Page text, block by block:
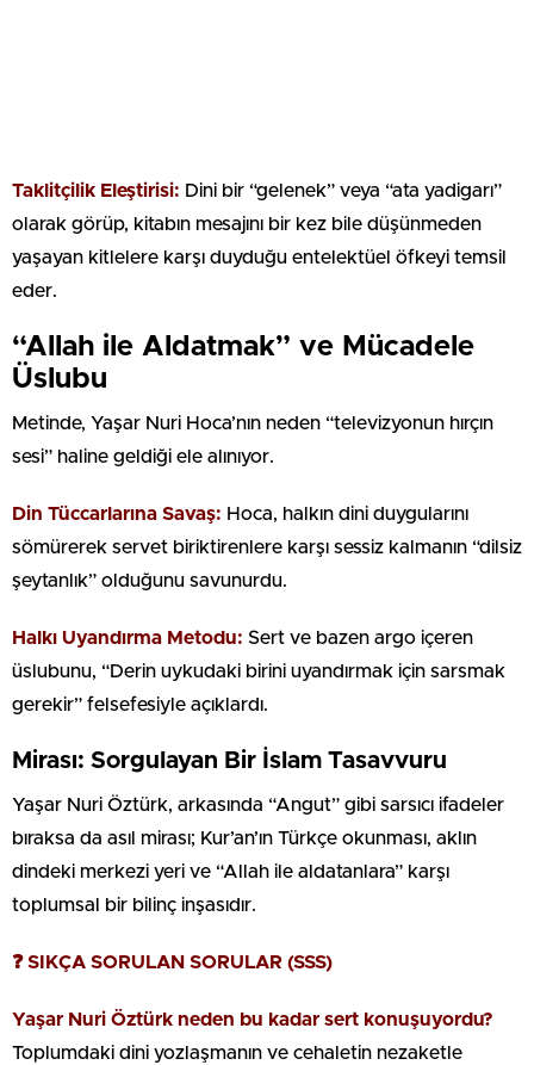
Taklitçilik Eleştirisi: Dini bir “gelenek” veya “ata yadigarı”
olarak görüp, kitabın mesajını bir kez bile düşünmeden
yaşayan kitlelere karşı duyduğu entelektüel öfkeyi temsil
eder.
“Allah ile Aldatmak” ve Mücadele
Üslubu
Metinde, Yaşar Nuri Hoca’nın neden “televizyonun hırçın
sesi” haline geldiği ele alınıyor.
Din Tüccarlarına Savaş: Hoca, halkın dini duygularını
sömürerek servet biriktirenlere karşı sessiz kalmanın “dilsiz
şeytanlık” olduğunu savunurdu.
Halkı Uyandırma Metodu: Sert ve bazen argo içeren
üslubunu, “Derin uykudaki birini uyandırmak için sarsmak
gerekir” felsefesiyle açıklardı.
Mirası: Sorgulayan Bir İslam Tasavvuru
Yaşar Nuri Öztürk, arkasında “Angut” gibi sarsıcı ifadeler
bıraksa da asıl mirası; Kur’an’ın Türkçe okunması, aklın
dindeki merkezi yeri ve “Allah ile aldatanlara” karşı
toplumsal bir bilinç inşasıdır.
❓ SIKÇA SORULAN SORULAR (SSS)
Yaşar Nuri Öztürk neden bu kadar sert konuşuyordu?
Toplumdaki dini yozlaşmanın ve cehaletin nezaketle